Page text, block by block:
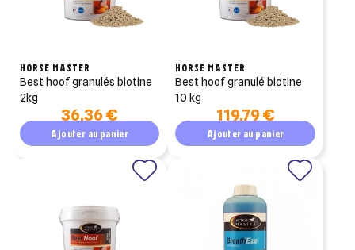
HORSE MASTER
best hoof granulés biotine
2kg
36,36 €
Ajouter au panier
HORSE MASTER
best hoof granulé biotine
10 kg
119,79 €
Ajouter au panier